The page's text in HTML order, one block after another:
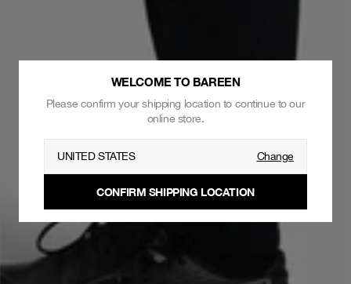
WELCOME TO BAREEN
Please confirm your shipping location to continue to our
online store.
UNITED STATES Change
CONFIRM SHIPPING LOCATION